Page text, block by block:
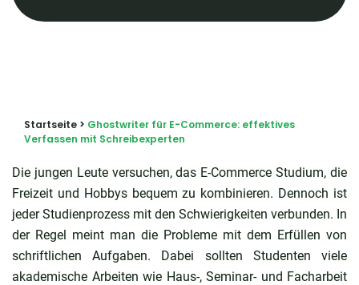
Startseite > Ghostwriter für E-Commerce: effektives
Verfassen mit Schreibexperten
Die jungen Leute versuchen, das E-Commerce Studium, die
Freizeit und Hobbys bequem zu kombinieren. Dennoch ist
jeder Studienprozess mit den Schwierigkeiten verbunden. In
der Regel meint man die Probleme mit dem Erfüllen von
schriftlichen Aufgaben. Dabei sollten Studenten viele
akademische Arbeiten wie Haus-, Seminar- und Facharbeit